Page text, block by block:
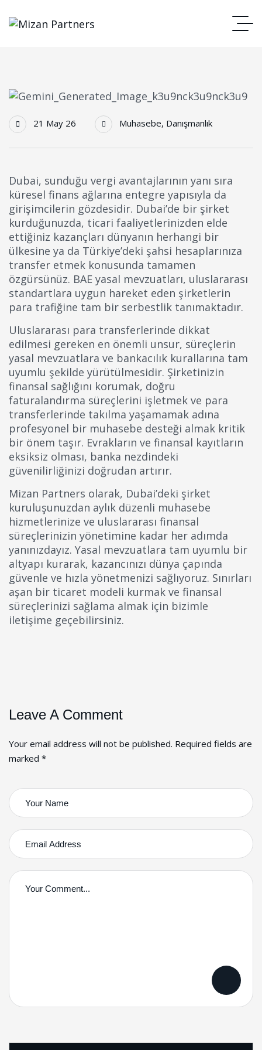
21 May 26 Muhasebe, Danışmanlık
Dubai, sunduğu vergi avantajlarının yanı sıra
küresel finans ağlarına entegre yapısıyla da
girişimcilerin gözdesidir. Dubai’de bir şirket
kurduğunuzda, ticari faaliyetlerinizden elde
ettiğiniz kazançları dünyanın herhangi bir
ülkesine ya da Türkiye’deki şahsi hesaplarınıza
transfer etmek konusunda tamamen
özgürsünüz. BAE yasal mevzuatları, uluslararası
standartlara uygun hareket eden şirketlerin
para trafiğine tam bir serbestlik tanımaktadır.
Uluslararası para transferlerinde dikkat
edilmesi gereken en önemli unsur, süreçlerin
yasal mevzuatlara ve bankacılık kurallarına tam
uyumlu şekilde yürütülmesidir. Şirketinizin
finansal sağlığını korumak, doğru
faturalandırma süreçlerini işletmek ve para
transferlerinde takılma yaşamamak adına
profesyonel bir muhasebe desteği almak kritik
bir önem taşır. Evrakların ve finansal kayıtların
eksiksiz olması, banka nezdindeki
güvenilirliğinizi doğrudan artırır.
Mizan Partners olarak, Dubai’deki şirket
kuruluşunuzdan aylık düzenli muhasebe
hizmetlerinize ve uluslararası finansal
süreçlerinizin yönetimine kadar her adımda
yanınızdayız. Yasal mevzuatlara tam uyumlu bir
altyapı kurarak, kazancınızı dünya çapında
güvenle ve hızla yönetmenizi sağlıyoruz. Sınırları
aşan bir ticaret modeli kurmak ve finansal
süreçlerinizi sağlama almak için bizimle
iletişime geçebilirsiniz.
Leave A Comment
Your email address will not be published. Required fields are
marked *